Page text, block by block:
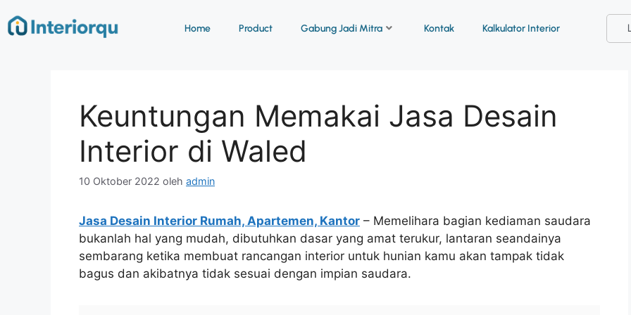
Home Product Gabung Jadi Mitra Kontak Kalkulator Interior
Keuntungan Memakai Jasa Desain
Interior di Waled
10 Oktober 2022 oleh admin
Jasa Desain Interior Rumah, Apartemen, Kantor – Memelihara bagian kediaman saudara
bukanlah hal yang mudah, dibutuhkan dasar yang amat terukur, lantaran seandainya
sembarang ketika membuat rancangan interior untuk hunian kamu akan tampak tidak
bagus dan akibatnya tidak sesuai dengan impian saudara.